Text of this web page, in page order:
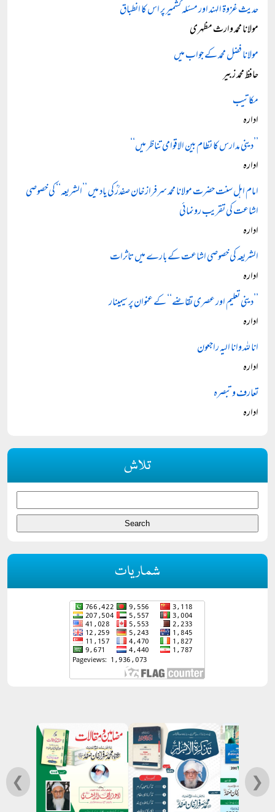
حدیث غزوۃ الہند اور مسئلہ کشمیر پر اس کا انطباق
مولانا محمد وارث مظہری
مولانا فضل محمد کے جواب میں
حافظ محمد زبیر
مکاتیب
ادارہ
’’دینی مدارس کا نظام بین الاقوامی تناظر میں‘‘
ادارہ
امام اہل سنت حضرت مولانا محمد سرفراز خان صفدرؒ کی یاد میں ’’الشریعہ‘‘ کی خصوصی
اشاعت کی تقریب رونمائی
ادارہ
الشریعہ کی خصوصی اشاعت کے بارے میں تاثرات
ادارہ
’’دینی تعلیم اور عصری تقاضے‘‘ کے عنوان پر سیمینار
ادارہ
انا للہ وانا الیہ راجعون
ادارہ
تعارف و تبصرہ
ادارہ
تلاش
شماریات
❮ ❯